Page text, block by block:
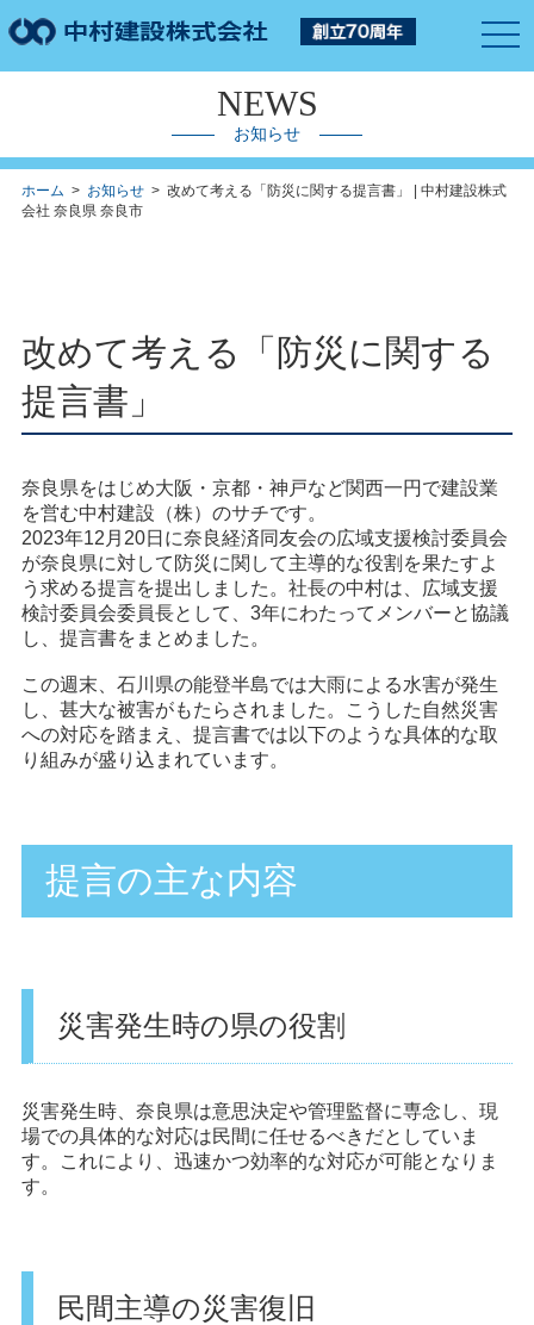
NEWS
お知らせ
ホーム > お知らせ> 改めて考える「防災に関する提言書」 | 中村建設株式
会社 奈良県 奈良市
改めて考える「防災に関する
提言書」
奈良県をはじめ大阪・京都・神戸など関西一円で建設業
を営む中村建設（株）のサチです。
2023年12月20日に奈良経済同友会の広域支援検討委員会
が奈良県に対して防災に関して主導的な役割を果たすよ
う求める提言を提出しました。社長の中村は、広域支援
検討委員会委員長として、3年にわたってメンバーと協議
し、提言書をまとめました。
この週末、石川県の能登半島では大雨による水害が発生
し、甚大な被害がもたらされました。こうした自然災害
への対応を踏まえ、提言書では以下のような具体的な取
り組みが盛り込まれています。
提言の主な内容
災害発生時の県の役割
災害発生時、奈良県は意思決定や管理監督に専念し、現
場での具体的な対応は民間に任せるべきだとしていま
す。これにより、迅速かつ効率的な対応が可能となりま
す。
民間主導の災害復旧